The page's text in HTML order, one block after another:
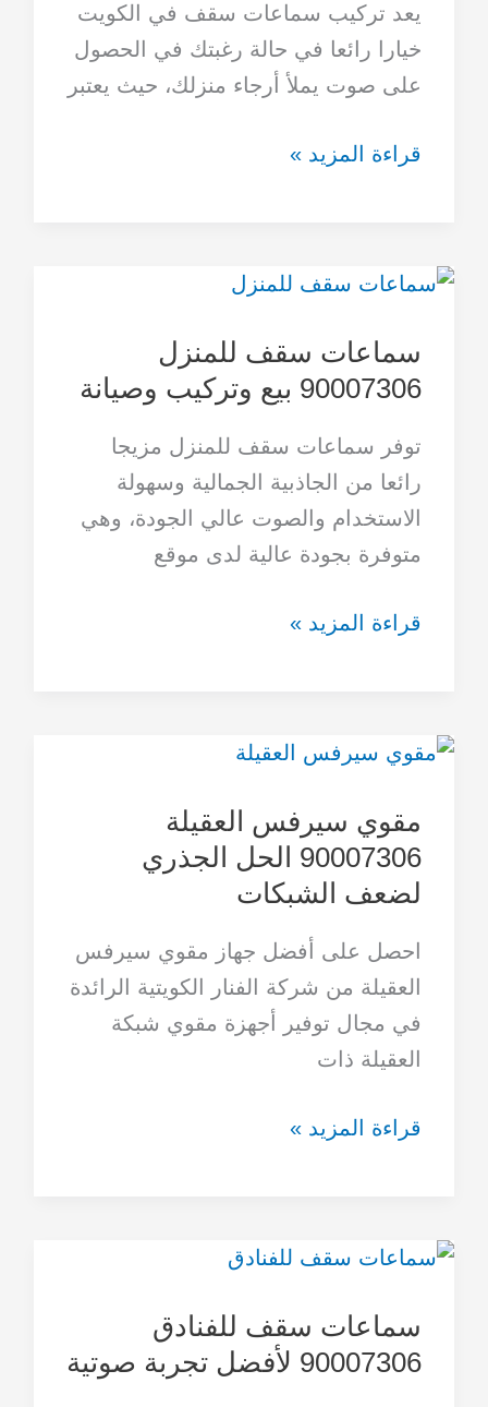
يعد تركيب سماعات سقف في الكويت
خيارا رائعا في حالة رغبتك في الحصول
على صوت يملأ أرجاء منزلك، حيث يعتبر
بأفضل
الأسعار
قراءة المزيد »
سماعات سقف للمنزل
90007306 بيع وتركيب وصيانة
توفر سماعات سقف للمنزل مزيجا
رائعا من الجاذبية الجمالية وسهولة
الاستخدام والصوت عالي الجودة، وهي
متوفرة بجودة عالية لدى موقع
سماعات
للمنزل
90007306
وتركيب
وصيانة
قراءة المزيد »
مقوي سيرفس العقيلة
90007306 الحل الجذري
لضعف الشبكات
احصل على أفضل جهاز مقوي سيرفس
العقيلة من شركة الفنار الكويتية الرائدة
في مجال توفير أجهزة مقوي شبكة
العقيلة ذات
مقوي
العقيلة
90007306
الحل
لضعف
الشبكات
قراءة المزيد »
سماعات سقف للفنادق
90007306 لأفضل تجربة صوتية
سماعات
للفنادق
90007306